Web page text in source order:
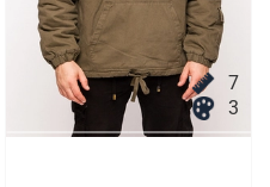
7
3